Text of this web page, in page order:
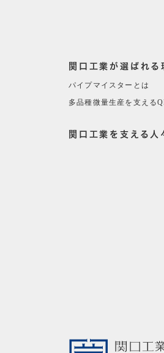
関口工業が選ばれる
パイプマイスターとは
多品種微量生産を支える
関口工業を支える人